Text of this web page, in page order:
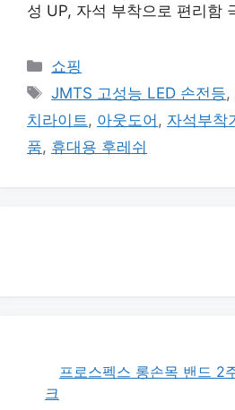
성 UP, 자석 부착으로 편리함
카
테
리
쇼핑
태
그
JMTS 고성능 LED 손전등,
치라이트 , 아웃도어 , 자석부착
품, 휴대용 후레쉬
프로스펙스 롱손목 밴드 2
크